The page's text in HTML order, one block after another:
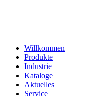
Willkommen
Produkte
Industrie
Kataloge
Aktuelles
Service